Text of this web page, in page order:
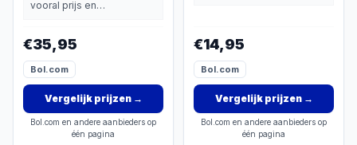
vooral prijs en
€35,95
Bol.com
Vergelijk prijzen→
Bol.com en andere aanbieders op
één pagina
€14,95
Bol.com
Vergelijk prijzen→
Bol.com en andere aanbieders op
één pagina